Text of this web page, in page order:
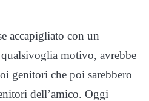
accapigliato con un
motivo, avrebbe
genitori che poi sarebbero
dell’amico. Oggi